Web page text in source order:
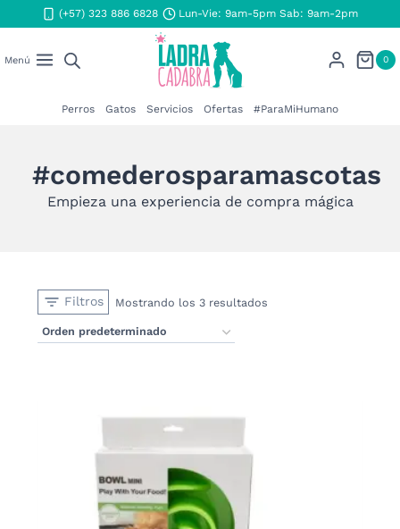
al
(+57) 323 886 6828 Lun-Vie: 9am-5pm Sab: 9am-2pm
Menú 0
Perros Gatos Servicios Ofertas #ParaMiHumano
#comederosparamascotas
Empieza una experiencia de compra mágica
Filtros Mostrando los 3 resultados